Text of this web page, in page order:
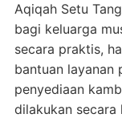
Aqiqah Setu
bagi keluarga
secara praktis,
bantuan layanan
penyediaan
dilakukan secara